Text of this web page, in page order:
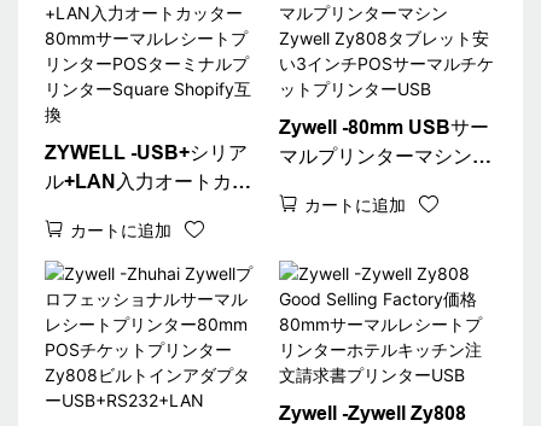
ンターUSB+LAN
ZYWELL -USB+シリア
ル+LAN入力オートカッ
ートプリンターPOSター
ミナルプリンター
Square Shopify互換
カートに追加
Zywell -80mm USBサー
マルプリンターマシン
安い3インチPOSサーマ
USB
カートに追加
Zywell -Zywell Zy808